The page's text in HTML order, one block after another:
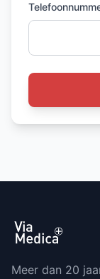
Meer dan 20